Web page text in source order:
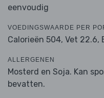
eenvoudig
VOEDINGSWAARDE PER
Calorieën 504, Vet 22.6,
ALLERGENEN
Mosterd en Soja. Kan
bevatten.